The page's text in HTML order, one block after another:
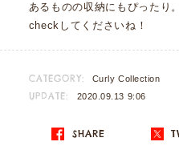
あるものの収納にもぴったり
checkしてくださいね！
CATEGORY: Curly Collection
UPDATE: 2020.09.13 9:06
SHARE